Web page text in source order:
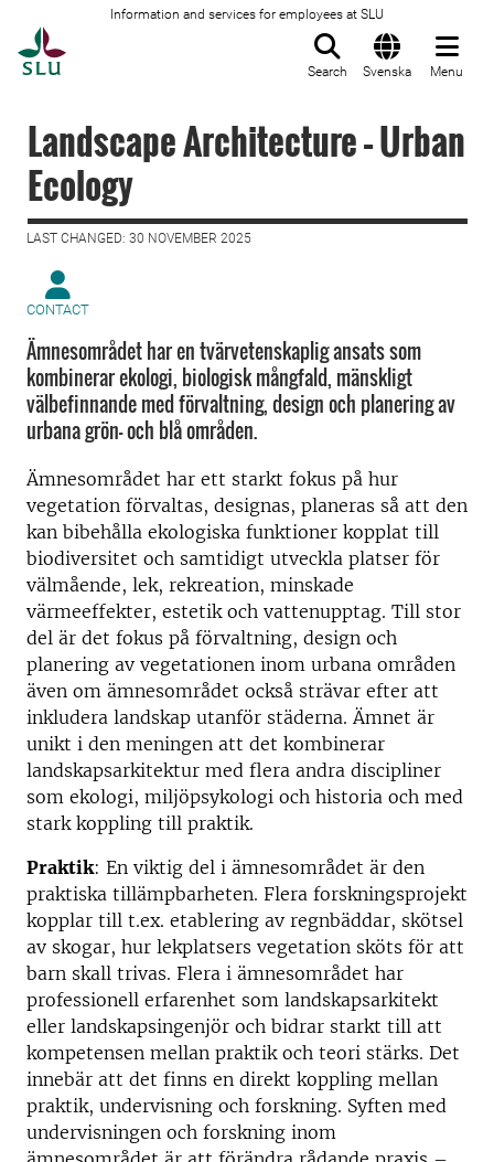
Information and services for employees at SLU
Search Svenska Menu
Landscape Architecture – Urban
Ecology
LAST CHANGED: 30 NOVEMBER 2025
CONTACT
Ämnesområdet har en tvärvetenskaplig ansats som
kombinerar ekologi, biologisk mångfald, mänskligt
välbefinnande med förvaltning, design och planering av
urbana grön- och blå områden.
Ämnesområdet har ett starkt fokus på hur
vegetation förvaltas, designas, planeras så att den
kan bibehålla ekologiska funktioner kopplat till
biodiversitet och samtidigt utveckla platser för
välmående, lek, rekreation, minskade
värmeeffekter, estetik och vattenupptag. Till stor
del är det fokus på förvaltning, design och
planering av vegetationen inom urbana områden
även om ämnesområdet också strävar efter att
inkludera landskap utanför städerna. Ämnet är
unikt i den meningen att det kombinerar
landskapsarkitektur med flera andra discipliner
som ekologi, miljöpsykologi och historia och med
stark koppling till praktik.
Praktik: En viktig del i ämnesområdet är den
praktiska tillämpbarheten. Flera forskningsprojekt
kopplar till t.ex. etablering av regnbäddar, skötsel
av skogar, hur lekplatsers vegetation sköts för att
barn skall trivas. Flera i ämnesområdet har
professionell erfarenhet som landskapsarkitekt
eller landskapsingenjör och bidrar starkt till att
kompetensen mellan praktik och teori stärks. Det
innebär att det finns en direkt koppling mellan
praktik, undervisning och forskning. Syften med
undervisningen och forskning inom